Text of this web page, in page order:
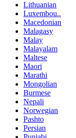
Lithuanian
Luxembou..
Macedonian
Malagasy
Malay
Malayalam
Maltese
Maori
Marathi
Mongolian
Burmese
Nepali
Norwegian
Pashto
Persian